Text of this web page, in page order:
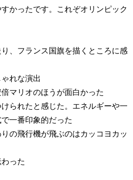
かったです。これぞオリンピック
、フランス国旗を描くところに感
れな演出
マリオのほうが面白かった
られたと感じた。エネルギーや一
一番印象的だった
の飛行機が飛ぶのはカッコヨカッ
った